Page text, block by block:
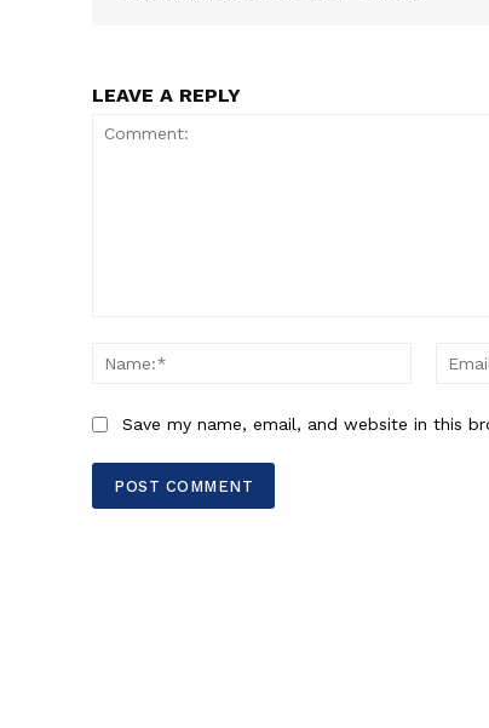
LEAVE A REPLY
Name:*
Save my name, email, and website in this